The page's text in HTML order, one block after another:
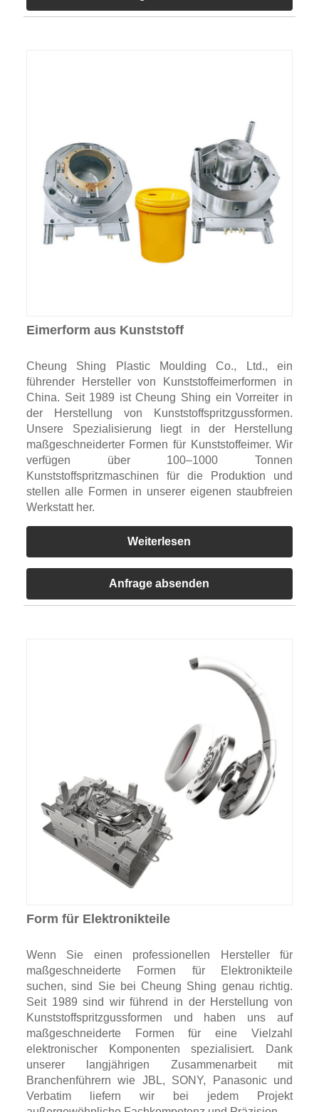
Eimerform aus Kunststoff
Cheung Shing Plastic Moulding Co., Ltd., ein
führender Hersteller von Kunststoffeimerformen in
China. Seit 1989 ist Cheung Shing ein Vorreiter in
der Herstellung von Kunststoffspritzgussformen.
Unsere Spezialisierung liegt in der Herstellung
maßgeschneiderter Formen für Kunststoffeimer. Wir
verfügen über 100–1000 Tonnen
Kunststoffspritzmaschinen für die Produktion und
stellen alle Formen in unserer eigenen staubfreien
Werkstatt her.
Weiterlesen
Anfrage absenden
Form für Elektronikteile
Wenn Sie einen professionellen Hersteller für
maßgeschneiderte Formen für Elektronikteile
suchen, sind Sie bei Cheung Shing genau richtig.
Seit 1989 sind wir führend in der Herstellung von
Kunststoffspritzgussformen und haben uns auf
maßgeschneiderte Formen für eine Vielzahl
elektronischer Komponenten spezialisiert. Dank
unserer langjährigen Zusammenarbeit mit
Branchenführern wie JBL, SONY, Panasonic und
Verbatim liefern wir bei jedem Projekt